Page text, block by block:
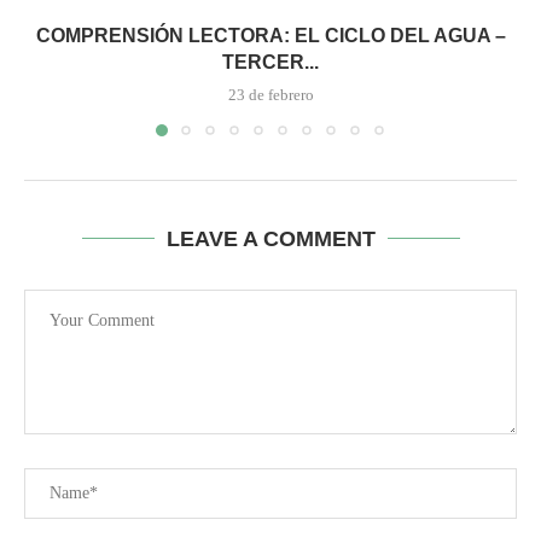
COMPRENSIÓN LECTORA: EL CICLO DEL AGUA –
TERCER...
23 de febrero
LEAVE A COMMENT